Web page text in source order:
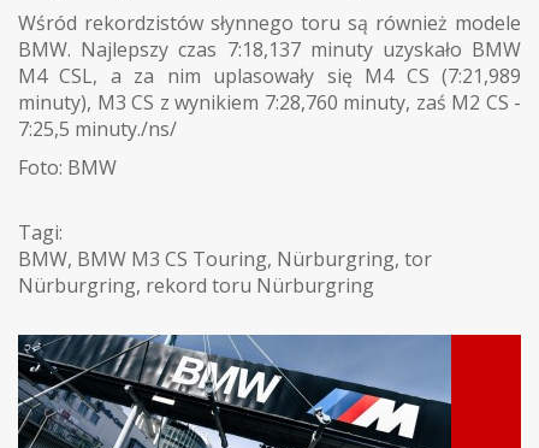
Wśród rekordzistów słynnego toru są również modele
BMW. Najlepszy czas 7:18,137 minuty uzyskało BMW
M4 CSL, a za nim uplasowały się M4 CS (7:21,989
minuty), M3 CS z wynikiem 7:28,760 minuty, zaś M2 CS -
7:25,5 minuty./ns/
Foto: BMW
Tagi:
BMW, BMW M3 CS Touring, Nürburgring, tor
Nürburgring, rekord toru Nürburgring